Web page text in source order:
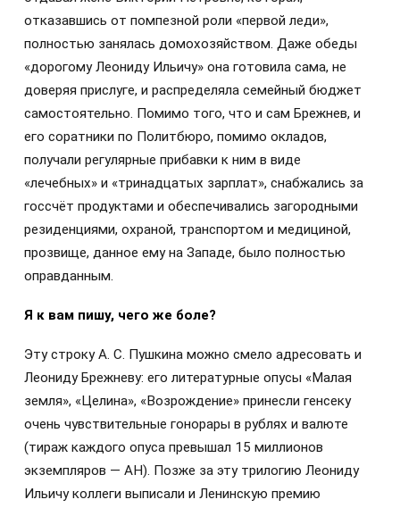
отказавшись от помпезной роли «первой леди»,
полностью занялась домохозяйством. Даже обеды
«дорогому Леониду Ильичу» она готовила сама, не
доверяя прислуге, и распределяла семейный бюджет
самостоятельно. Помимо того, что и сам Брежнев, и
его соратники по Политбюро, помимо окладов,
получали регулярные прибавки к ним в виде
«лечебных» и «тринадцатых зарплат», снабжались за
госсчёт продуктами и обеспечивались загородными
резиденциями, охраной, транспортом и медициной,
прозвище, данное ему на Западе, было полностью
оправданным.
Я к вам пишу, чего же боле?
Эту строку А. С. Пушкина можно смело адресовать и
Леониду Брежневу: его литературные опусы «Малая
земля», «Целина», «Возрождение» принесли генсеку
очень чувствительные гонорары в рублях и валюте
(тираж каждого опуса превышал 15 миллионов
экземпляров — АН). Позже за эту трилогию Леониду
Ильичу коллеги выписали и Ленинскую премию